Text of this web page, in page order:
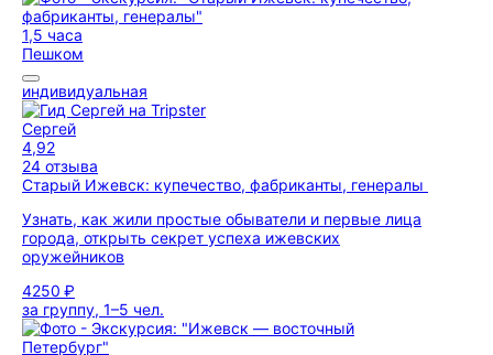
1,5 часа
Пешком
индивидуальная
Сергей
4,92
24 отзыва
Старый Ижевск: купечество, фабриканты, генералы
Узнать, как жили простые обыватели и первые лица
города, открыть секрет успеха ижевских
оружейников
4250 ₽
за группу, 1–5 чел.